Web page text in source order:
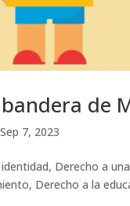
de
Sep 7, 2023
Derecho a
Derecho a la